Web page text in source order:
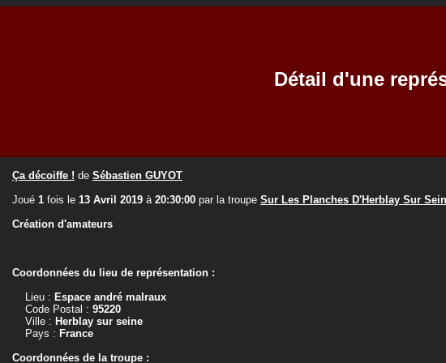
Détail d'une
Ça décoiffe ! de Sébastien GUYOT
Joué 1 fois le 13 Avril 2019 à 20:30:00 par la troupe Sur Les Planches D'Herblay Sur
Création d'amateurs
Coordonnées du lieu de représentation :
Lieu : Espace andré malraux
Code Postal : 95220
Ville : Herblay sur seine
Pays : France
Coordonnées de la troupe :